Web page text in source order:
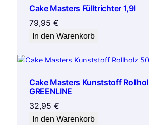
Cake Masters Fülltrichter 1,9l
79,95 €
In den Warenkorb
Cake Masters Kunststoff
GREENLINE
32,95 €
In den Warenkorb